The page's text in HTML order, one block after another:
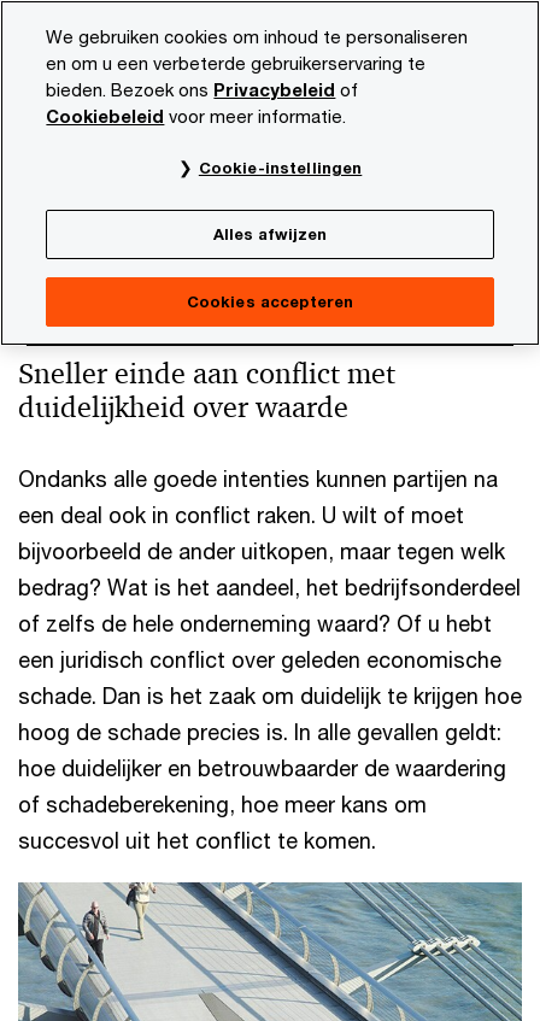
content
footer
PwC NL Onze dienstverlening Deals
Dispute Valuations
Sneller einde aan conflict met
duidelijkheid over waarde
Ondanks alle goede intenties kunnen partijen na
een deal ook in conflict raken. U wilt of moet
bijvoorbeeld de ander uitkopen, maar tegen welk
bedrag? Wat is het aandeel, het bedrijfsonderdeel
of zelfs de hele onderneming waard? Of u hebt
een juridisch conflict over geleden economische
schade. Dan is het zaak om duidelijk te krijgen hoe
hoog de schade precies is. In alle gevallen geldt:
hoe duidelijker en betrouwbaarder de waardering
of schadeberekening, hoe meer kans om
succesvol uit het conflict te komen.
We gebruiken cookies om inhoud te personaliseren
en om u een verbeterde gebruikerservaring te
bieden. Bezoek ons Privacybeleid of
Cookiebeleid voor meer informatie.
Cookie-instellingen
Alles afwijzen
Cookies accepteren